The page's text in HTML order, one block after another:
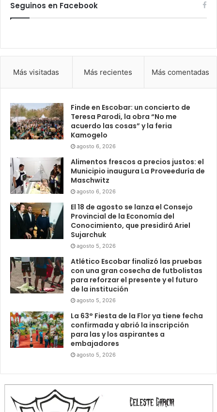
Seguinos en Facebook
Más visitadas Más recientes Más comentadas
Finde en Escobar: un concierto de
Teresa Parodi, la obra “No me
acuerdo las cosas” y la feria
Kamogelo
agosto 6, 2026
Alimentos frescos a precios justos: el
Municipio inaugura La Proveeduría de
Maschwitz
agosto 6, 2026
El 18 de agosto se lanza el Consejo
Provincial de la Economía del
Conocimiento, que presidirá Ariel
Sujarchuk
agosto 5, 2026
Atlético Escobar finalizó las pruebas
con una gran cosecha de futbolistas
para reforzar el presente y el futuro
de la institución
agosto 5, 2026
La 63° Fiesta de la Flor ya tiene fecha
confirmada y abrió la inscripción
para las y los aspirantes a
embajadores
agosto 5, 2026